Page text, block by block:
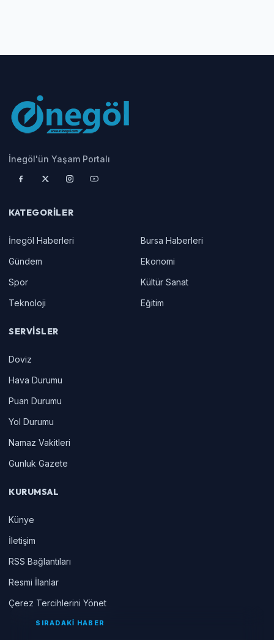
İnegöl'ün Yaşam Portalı
KATEGORILER
İnegöl Haberleri
Bursa Haberleri
Gündem
Ekonomi
Spor
Kültür Sanat
Teknoloji
Eğitim
SERVISLER
Doviz
Hava Durumu
Puan Durumu
Yol Durumu
Namaz Vakitleri
Gunluk Gazete
KURUMSAL
Künye
İletişim
RSS Bağlantıları
Resmi İlanlar
Çerez Tercihlerini Yönet
SIRADAKİ HABER